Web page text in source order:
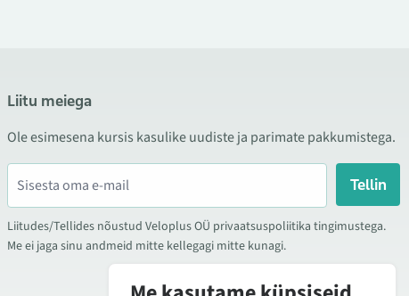
Liitu meiega
Ole esimesena kursis kasulike uudiste ja parimate pakkumistega.
Tellin
Liitudes/Tellides nõustud Veloplus OÜ privaatsuspoliitika tingimustega.
Me ei jaga sinu andmeid mitte kellegagi mitte kunagi.